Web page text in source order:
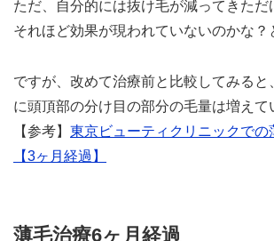
ただ、自分的には抜け毛が減ってきただ
それほど効果が現われていないのかな？
ですが、改めて治療前と比較してみると
に頭頂部の分け目の部分の毛量は増えて
【参考】 東京ビューティクリニックでの
【3ヶ月経過】
薄毛治療6ヶ月経過